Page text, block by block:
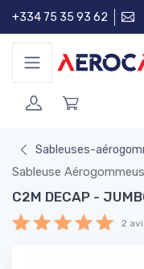
+334 75 35 93 62
Sableuses-
Sableuse
C2M DECAP -
2